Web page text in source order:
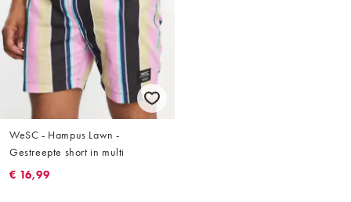
WeSC - Hampus Lawn -
Gestreepte short in multi
€ 16,99